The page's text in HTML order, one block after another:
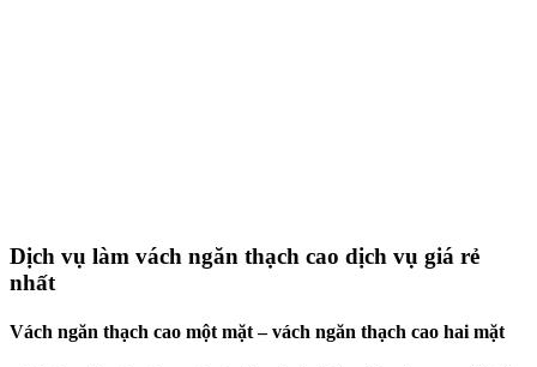
Dịch vụ làm vách ngăn thạch cao dịch vụ giá rẻ
nhất
Vách ngăn thạch cao một mặt – vách ngăn thạch cao hai mặt